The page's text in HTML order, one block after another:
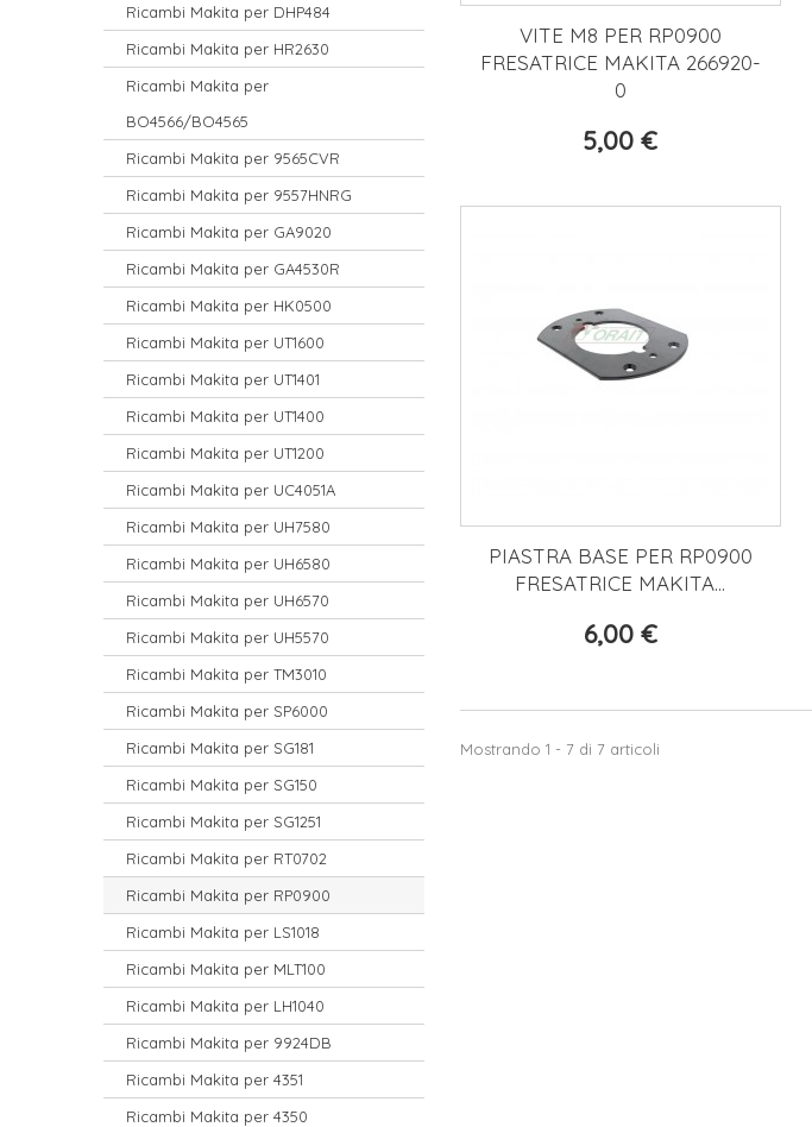
Ricambi Makita per DHP484
Ricambi Makita per HR2630
Ricambi Makita per
BO4566/BO4565
Ricambi Makita per 9565CVR
Ricambi Makita per 9557HNRG
Ricambi Makita per GA9020
Ricambi Makita per GA4530R
Ricambi Makita per HK0500
Ricambi Makita per UT1600
Ricambi Makita per UT1401
Ricambi Makita per UT1400
Ricambi Makita per UT1200
Ricambi Makita per UC4051A
Ricambi Makita per UH7580
Ricambi Makita per UH6580
Ricambi Makita per UH6570
Ricambi Makita per UH5570
Ricambi Makita per TM3010
Ricambi Makita per SP6000
Ricambi Makita per SG181
Ricambi Makita per SG150
Ricambi Makita per SG1251
Ricambi Makita per RT0702
Ricambi Makita per RP0900
Ricambi Makita per LS1018
Ricambi Makita per MLT100
Ricambi Makita per LH1040
Ricambi Makita per 9924DB
Ricambi Makita per 4351
Ricambi Makita per 4350
VITE M8 PER RP0900
FRESATRICE MAKITA 266920-
0
5,00 €
PIASTRA BASE PER RP0900
FRESATRICE MAKITA...
6,00 €
Mostrando 1 - 7 di 7 articoli